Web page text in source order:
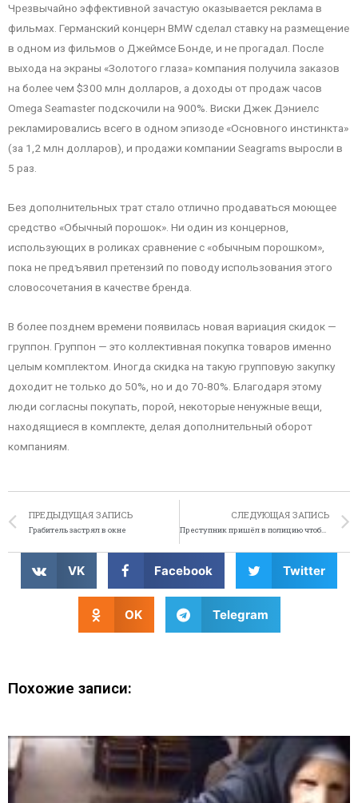
Чрезвычайно эффективной зачастую оказывается реклама в
фильмах. Германский концерн BMW сделал ставку на размещение
в одном из фильмов о Джеймсе Бонде, и не прогадал. После
выхода на экраны «Золотого глаза» компания получила заказов
на более чем $300 млн долларов, а доходы от продаж часов
Omega Seamaster подскочили на 900%. Виски Джек Дэниелс
рекламировались всего в одном эпизоде «Основного инстинкта»
(за 1,2 млн долларов), и продажи компании Seagrams выросли в
5 раз.
Без дополнительных трат стало отлично продаваться моющее
средство «Обычный порошок». Ни один из концернов,
использующих в роликах сравнение с «обычным порошком»,
пока не предъявил претензий по поводу использования этого
словосочетания в качестве бренда.
В более позднем времени появилась новая вариация скидок —
группон. Группон — это коллективная покупка товаров именно
целым комплектом. Иногда скидка на такую групповую закупку
доходит не только до 50%, но и до 70-80%. Благодаря этому
люди согласны покупать, порой, некоторые ненужные вещи,
находящиеся в комплекте, делая дополнительный оборот
компаниям.
ПРЕДЫДУЩАЯ ЗАПИСЬ
Грабитель застрял в окне
СЛЕДУЮЩАЯ ЗАПИСЬ
Преступник пришёл в полицию чтобы узнать, находится ли он в розыске
VK Facebook Twitter
OK Telegram
Похожие записи: